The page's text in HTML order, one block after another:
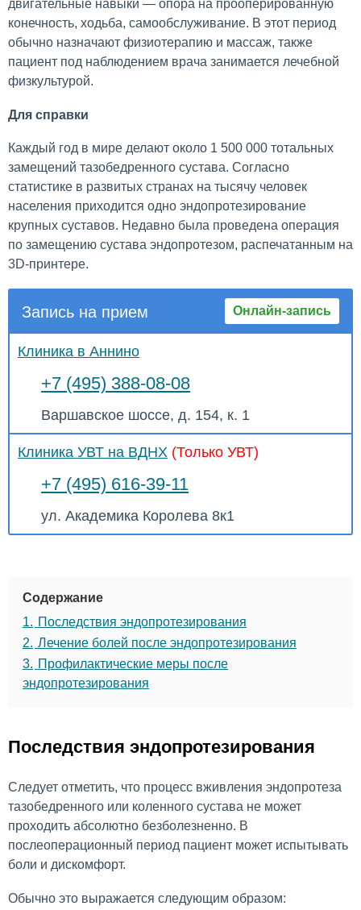
двигательные навыки — опора на прооперированную
конечность, ходьба, самообслуживание. В этот период
обычно назначают физиотерапию и массаж, также
пациент под наблюдением врача занимается лечебной
физкультурой.
Для справки
Каждый год в мире делают около 1 500 000 тотальных
замещений тазобедренного сустава. Согласно
статистике в развитых странах на тысячу человек
населения приходится одно эндопротезирование
крупных суставов. Недавно была проведена операция
по замещению сустава эндопротезом, распечатанным на
3D-принтере.
Запись на прием Онлайн-запись
Клиника в Аннино
+7 (495) 388-08-08
Варшавское шоссе, д. 154, к. 1
Клиника УВТ на ВДНХ (Только УВТ)
+7 (495) 616-39-11
ул. Академика Королева 8к1
Содержание
1. Последствия эндопротезирования
2. Лечение болей после эндопротезирования
3. Профилактические меры после
эндопротезирования
Последствия эндопротезирования
Следует отметить, что процесс вживления эндопротеза
тазобедренного или коленного сустава не может
проходить абсолютно безболезненно. В
послеоперационный период пациент может испытывать
боли и дискомфорт.
Обычно это выражается следующим образом: